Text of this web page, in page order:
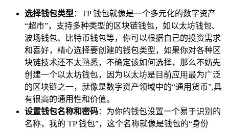
选择钱包类型：TP 钱包就像是一个多元化的数字资产
“超市”，支持多种类型的区块链钱包，如以太坊钱包、
波场钱包、比特币钱包等，你可以根据自己的投资需求
和喜好，精心选择要创建的钱包类型，如果你对各种区
块链技术还不太熟悉，不确定该如何选择，那么不妨先
创建一个以太坊钱包，因为以太坊是目前应用最为广泛
的区块链之一，就像是数字资产领域中的“通用货币”,具
有很高的通用性和价值。
设置钱包名称和密码：为你的钱包设置一个易于识别的
名称，我的 TP 钱包”，这个名称就像是钱包的“身份